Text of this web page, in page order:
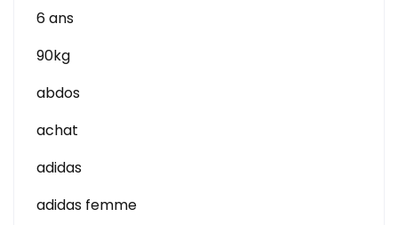
6 ans
90kg
abdos
achat
adidas
adidas femme